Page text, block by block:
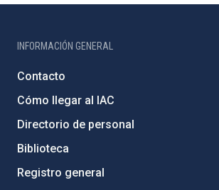
INFORMACIÓN GENERAL
Contacto
Cómo llegar al IAC
Directorio de personal
Biblioteca
Registro general